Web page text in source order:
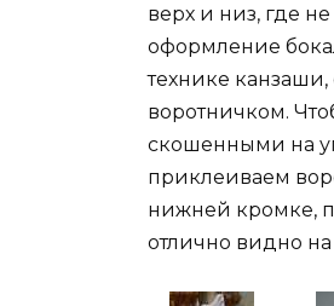
верх и низ, где
оформление
технике
воротничком.
скошенными на
приклеиваем
нижней кромке,
отлично видно на